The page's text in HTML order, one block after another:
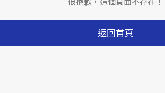
很抱歉，這個頁面不存在！
返回首頁